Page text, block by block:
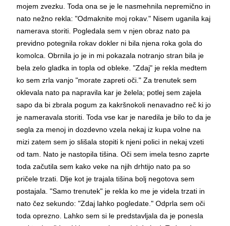
mojem zvezku. Toda ona se je le nasmehnila nepremično in
nato nežno rekla: "Odmaknite moj rokav." Nisem uganila kaj
namerava storiti. Pogledala sem v njen obraz nato pa
previdno potegnila rokav dokler ni bila njena roka gola do
komolca. Obrnila jo je in mi pokazala notranjo stran bila je
bela zelo gladka in topla od obleke. "Zdaj" je rekla medtem
ko sem zrla vanjo "morate zapreti oči." Za trenutek sem
oklevala nato pa napravila kar je želela; potlej sem zajela
sapo da bi zbrala pogum za kakršnokoli nenavadno reč ki jo
je nameravala storiti. Toda vse kar je naredila je bilo to da je
segla za menoj in dozdevno vzela nekaj iz kupa volne na
mizi zatem sem jo slišala stopiti k njeni polici in nekaj vzeti
od tam. Nato je nastopila tišina. Oči sem imela tesno zaprte
toda začutila sem kako veke na njih drhtijo nato pa so
pričele trzati. Dlje kot je trajala tišina bolj negotova sem
postajala. "Samo trenutek" je rekla ko me je videla trzati in
nato čez sekundo: "Zdaj lahko pogledate." Odprla sem oči
toda oprezno. Lahko sem si le predstavljala da je ponesla